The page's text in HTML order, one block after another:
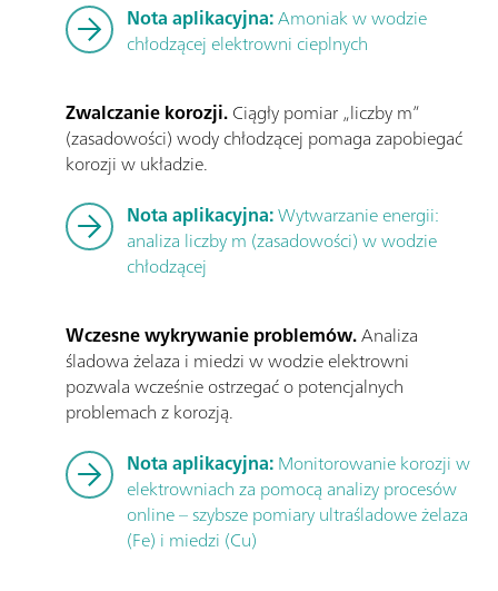
Nota aplikacyjna:Amoniak w wodzie
chłodzącej elektrowni cieplnych
Zwalczanie korozji.Ciągły pomiar „liczby m”
(zasadowości) wody chłodzącej pomaga zapobiegać
korozji w układzie.
Nota aplikacyjna:Wytwarzanie energii:
analiza liczby m (zasadowości) w wodzie
chłodzącej
Wczesne wykrywanie problemów.Analiza
śladowa żelaza i miedzi w wodzie elektrowni
pozwala wcześnie ostrzegać o potencjalnych
problemach z korozją.
Nota aplikacyjna:Monitorowanie korozji w
elektrowniach za pomocą analizy procesów
online – szybsze pomiary ultraśladowe żelaza
(Fe) i miedzi (Cu)